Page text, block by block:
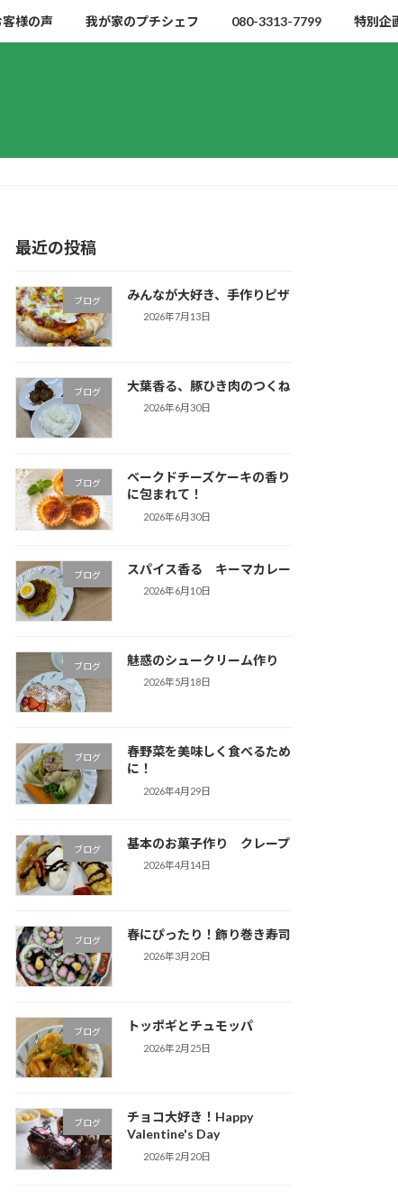
客様の声 我が家のプチシェフ 080-3313-7799 特別企
最近の投稿
ブログ みんなが大好き、手作りピザ
2026年7月13日
ブログ 大葉香る、豚ひき肉のつくね
2026年6月30日
ブログ
ベークドチーズケーキの香り
に包まれて！
2026年6月30日
ブログ スパイス香る キーマカレー
2026年6月10日
ブログ 魅惑のシュークリーム作り
2026年5月18日
ブログ
春野菜を美味しく食べるため
に！
2026年4月29日
ブログ 基本のお菓子作り クレープ
2026年4月14日
ブログ 春にぴったり！飾り巻き寿司
2026年3月20日
ブログ トッポギとチュモッパ
2026年2月25日
ブログ
チョコ大好き！Happy
Valentine's Day
2026年2月20日